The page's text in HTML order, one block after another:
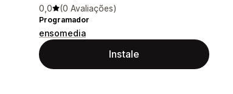
0,0 (0 Avaliações)
Programador
ensomedia
Instale